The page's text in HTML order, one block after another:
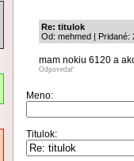
Re: titulok
Od: mehmed | Pridané:
mam nokiu 6120 a
Odpovedať
Meno:
Titulok: